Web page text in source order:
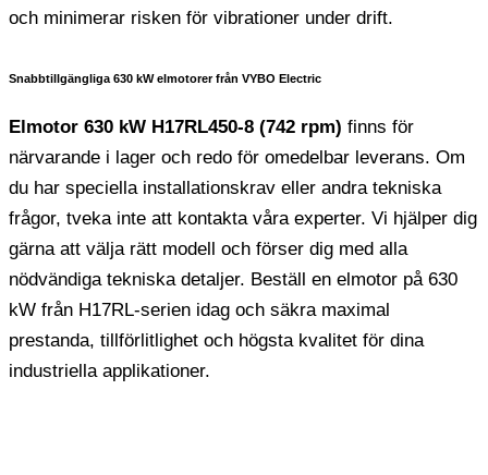
och minimerar risken för vibrationer under drift.
Snabbtillgängliga 630 kW elmotorer från VYBO Electric
Elmotor 630 kW H17RL450-8 (742 rpm) finns för
närvarande i lager och redo för omedelbar leverans. Om
du har speciella installationskrav eller andra tekniska
frågor, tveka inte att kontakta våra experter. Vi hjälper dig
gärna att välja rätt modell och förser dig med alla
nödvändiga tekniska detaljer. Beställ en elmotor på 630
kW från H17RL-serien idag och säkra maximal
prestanda, tillförlitlighet och högsta kvalitet för dina
industriella applikationer.